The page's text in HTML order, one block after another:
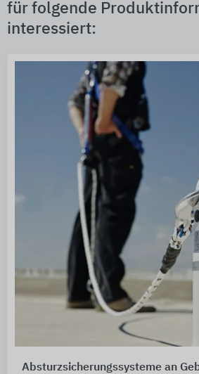
für folgende
interessiert:
Absturzsicherungssysteme an